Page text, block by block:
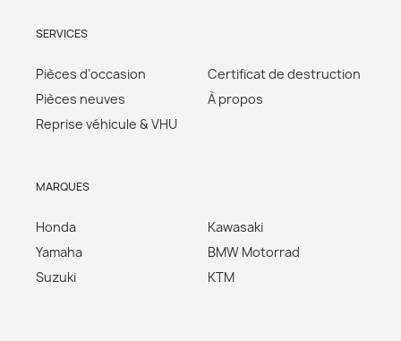
SERVICES
Pièces d'occasion
Pièces neuves
Reprise véhicule & VHU
Certificat de destruction
À propos
MARQUES
Honda
Yamaha
Suzuki
Kawasaki
BMW Motorrad
KTM